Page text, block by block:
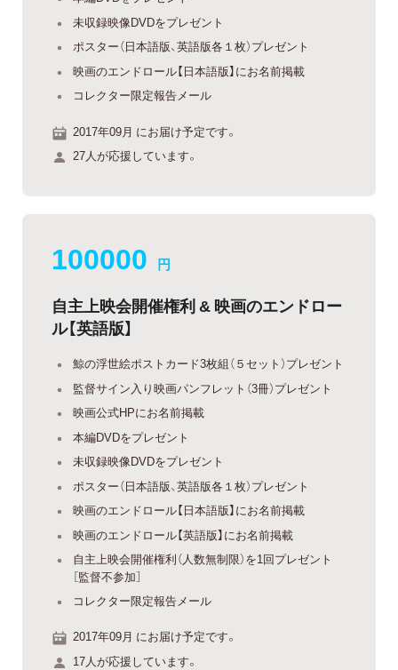
未収録映像DVDをプレゼント
ポスター（日本語版、英語版各１枚）プレゼント
映画のエンドロール【日本語版】にお名前掲載
コレクター限定報告メール
2017年09月 にお届け予定です。
27人が応援しています。
100000 円
自主上映会開催権利 & 映画のエンドロー
ル【英語版】
鯨の浮世絵ポストカード3枚組（５セット）プレゼント
監督サイン入り映画パンフレット（3冊）プレゼント
映画公式HPにお名前掲載
本編DVDをプレゼント
未収録映像DVDをプレゼント
ポスター（日本語版、英語版各１枚）プレゼント
映画のエンドロール【日本語版】にお名前掲載
映画のエンドロール【英語版】にお名前掲載
自主上映会開催権利（人数無制限）を1回プレゼント
［監督不参加］
コレクター限定報告メール
2017年09月 にお届け予定です。
17人が応援しています。